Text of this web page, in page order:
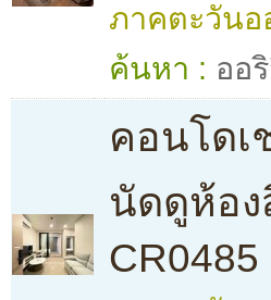
ภาคตะวันอ
ค้นหา : ออ
คอนโดเ
นัดดูห้อง
CR0485